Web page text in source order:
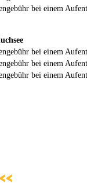
bei einem
bei einem
bei einem
bei einem